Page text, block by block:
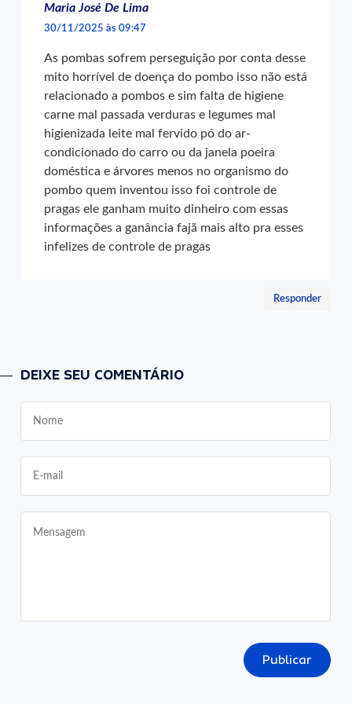
Maria José De Lima
30/11/2025 às 09:47
As pombas sofrem perseguição por conta desse
mito horrível de doença do pombo isso não está
relacionado a pombos e sim falta de higiene
carne mal passada verduras e legumes mal
higienizada leite mal fervido pó do ar-
condicionado do carro ou da janela poeira
doméstica e árvores menos no organismo do
pombo quem inventou isso foi controle de
pragas ele ganham muito dinheiro com essas
informações a ganância fajã mais alto pra esses
infelizes de controle de pragas
Responder
DEIXE SEU COMENTÁRIO
Publicar